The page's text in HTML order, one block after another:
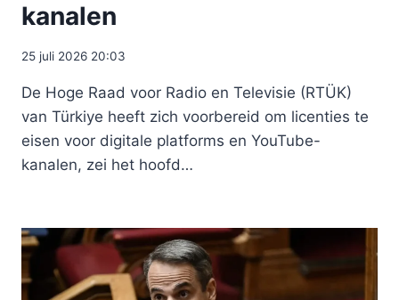
kanalen
25 juli 2026 20:03
De Hoge Raad voor Radio en Televisie (RTÜK)
van Türkiye heeft zich voorbereid om licenties te
eisen voor digitale platforms en YouTube-
kanalen, zei het hoofd…